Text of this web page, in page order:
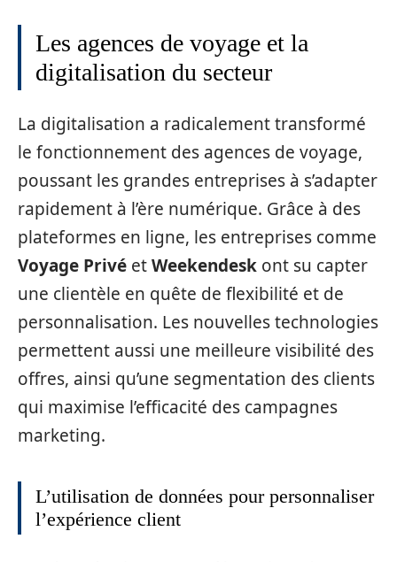
Les agences de voyage et la
digitalisation du secteur
La digitalisation a radicalement transformé
le fonctionnement des agences de voyage,
poussant les grandes entreprises à s’adapter
rapidement à l’ère numérique. Grâce à des
plateformes en ligne, les entreprises comme
Voyage Privé etWeekendesk ont su capter
une clientèle en quête de flexibilité et de
personnalisation. Les nouvelles technologies
permettent aussi une meilleure visibilité des
offres, ainsi qu’une segmentation des clients
qui maximise l’efficacité des campagnes
marketing.
L’utilisation de données pour personnaliser
l’expérience client